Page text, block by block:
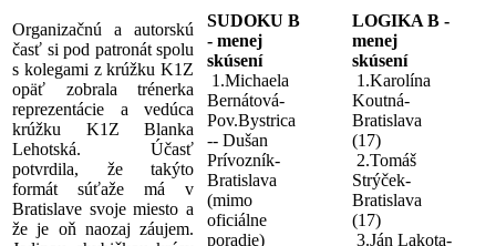
Organizačnú a autorskú
časť si pod patronát spolu
s kolegami z krúžku K1Z
opäť zobrala trénerka
reprezentácie a vedúca
krúžku K1Z Blanka
Lehotská. Účasť
potvrdila, že takýto
formát súťaže má v
Bratislave svoje miesto a
že je oň naozaj záujem.
SUDOKU B
- menej
skúsení
1.Michaela
Bernátová-
Pov.Bystrica
-- Dušan
Prívozník-
Bratislava
(mimo
oficiálne
poradie)
LOGIKA B -
menej
skúsení
1.Karolína
Koutná-
Bratislava
(17)
2.Tomáš
Strýček-
Bratislava
(17)
3.Ján Lakota-